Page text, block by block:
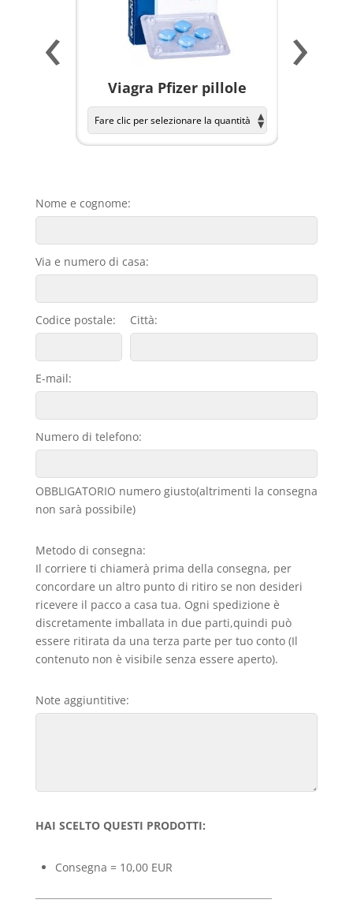
Viagra Pfizer pillole
‹ ›
Nome e cognome:
Via e numero di casa:
Codice postale: Città:
E-mail:
Numero di telefono:
OBBLIGATORIO numero giusto(altrimenti la consegna
non sarà possibile)
Metodo di consegna:
Il corriere ti chiamerà prima della consegna, per
concordare un altro punto di ritiro se non desideri
ricevere il pacco a casa tua. Ogni spedizione è
discretamente imballata in due parti,quindi può
essere ritirata da una terza parte per tuo conto (Il
contenuto non è visibile senza essere aperto).
Note aggiuntitive:
HAI SCELTO QUESTI PRODOTTI:
Consegna = 10,00 EUR